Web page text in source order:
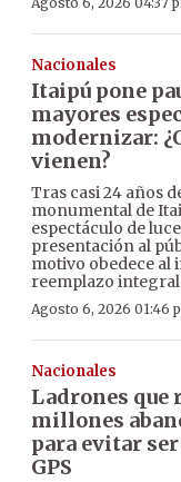
Nacionales
Itaipú pone
mayores
modernizar:
vienen?
Tras casi 24 años
monumental de
espectáculo de
presentación al
motivo obedece al
reemplazo
Agosto 6, 2026 01:46
Nacionales
Ladrones que
millones
para evitar
GPS